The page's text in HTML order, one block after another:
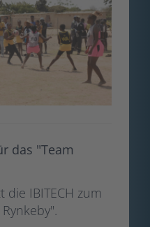
das "Team
die IBITECH zum